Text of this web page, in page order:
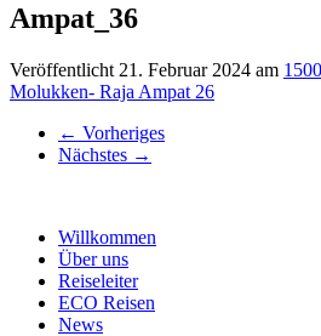
Ampat_36
Veröffentlicht 21. Februar 2024 am
Molukken- Raja Ampat 26
← Vorheriges
Nächstes →
Willkommen
Über uns
Reiseleiter
ECO Reisen
News